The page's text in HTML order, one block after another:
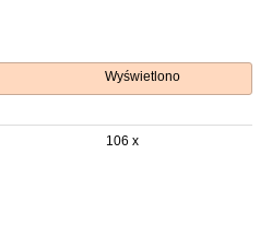
Wyświetlono
106 x